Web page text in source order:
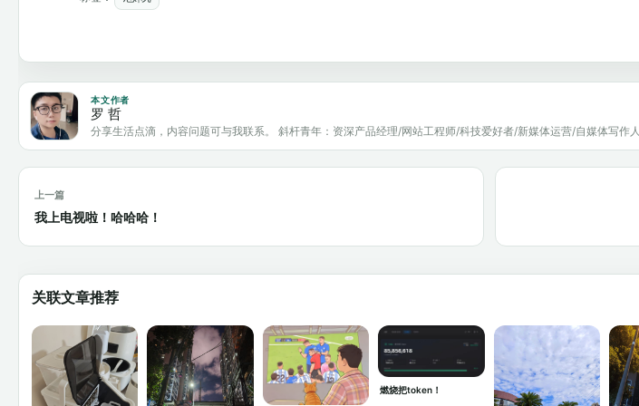
本文作者
罗 哲
分享生活点滴，内容问题可与我联系。 斜杆青年：资深产品经理/网站工程师/科技爱好者/新媒体运营/自媒体写作人
上一篇
我上电视啦！哈哈哈！
关联文章推荐
燃烧把token！